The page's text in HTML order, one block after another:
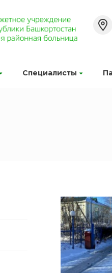
Специалисты